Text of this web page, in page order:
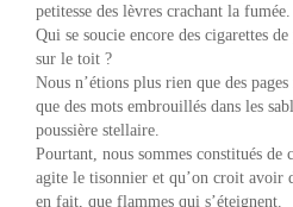
petitesse des lèvres crachant la fumée.
Qui se soucie encore des cigarettes
sur le toit ?
Nous n’étions plus rien que des
que des mots embrouillés dans les
poussière stellaire.
Pourtant, nous sommes constitués de
agite le tisonnier et qu’on croit avoir
en fait, que flammes qui s’éteignent.